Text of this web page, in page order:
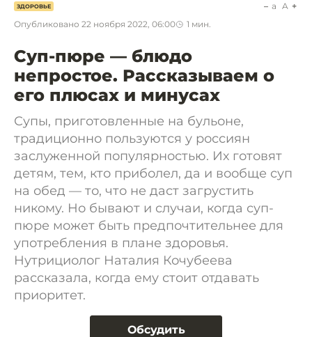
ЗДОРОВЬЕ
Опубликовано 22 ноября 2022, 06:00 1 мин.
a A
Суп-пюре — блюдо
непростое. Рассказываем о
его плюсах и минусах
Супы, приготовленные на бульоне,
традиционно пользуются у россиян
заслуженной популярностью. Их готовят
детям, тем, кто приболел, да и вообще суп
на обед — то, что не даст загрустить
никому. Но бывают и случаи, когда суп-
пюре может быть предпочтительнее для
употребления в плане здоровья.
Нутрициолог Наталия Кочубеева
рассказала, когда ему стоит отдавать
приоритет.
Обсудить